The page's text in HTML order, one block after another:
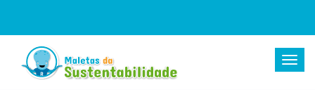
Home Galeria